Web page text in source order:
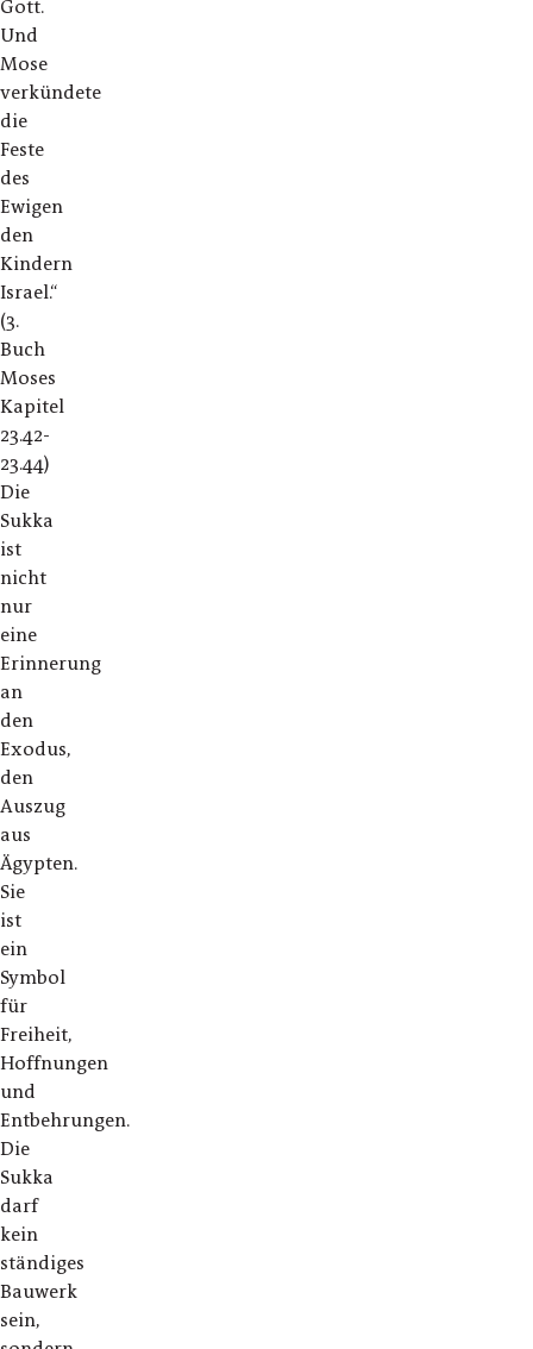
Gott.
Und
Mose
verkündete
die
Feste
des
Ewigen
den
Kindern
Israel.“
(3.
Buch
Moses
Kapitel
23.42-
23.44)
Die
Sukka
ist
nicht
nur
eine
Erinnerung
an
den
Exodus,
den
Auszug
aus
Ägypten.
Sie
ist
ein
Symbol
für
Freiheit,
Hoffnungen
und
Entbehrungen.
Die
Sukka
darf
kein
ständiges
Bauwerk
sein,